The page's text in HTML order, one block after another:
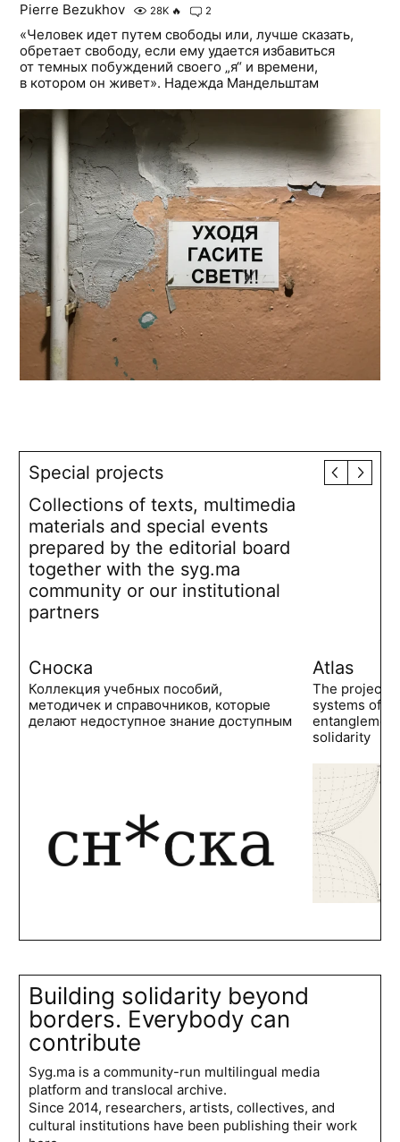
Pierre Bezukhov 28K 🔥 2
«Человек идет путем свободы или, лучше сказать,
обретает свободу, если ему удается избавиться
от темных побуждений своего „я“ и времени,
в котором он живет». Надежда Мандельштам
Special projects
Collections of texts, multimedia
materials and special events
prepared by the editorial board
together with the syg.ma
community or our institutional
partners
Сноска
Коллекция учебных пособий,
методичек и справочников, которые
делают недоступное знание доступным
Atlas
The project
systems of
solidarity
Building solidarity beyond
borders. Everybody can
contribute
Syg.ma is a community-run multilingual media
platform and translocal archive.
Since 2014, researchers, artists, collectives, and
cultural institutions have been publishing their work